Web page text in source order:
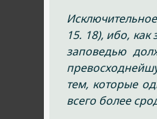
15. 18), ибо,
заповедью
тем, которые
всего более